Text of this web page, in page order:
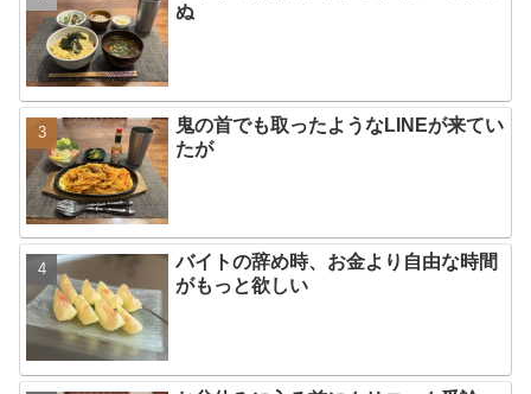
ぬ
鬼の首でも取ったようなLINEが来てい
たが
バイトの辞め時、お金より自由な時間
がもっと欲しい